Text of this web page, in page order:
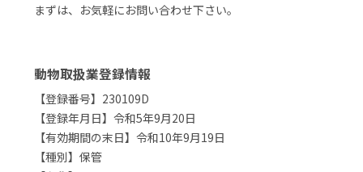
まずは、お気軽にお問い合わせ下さい。
動物取扱業登録情報
【登録番号】230109D
【登録年月日】令和5年9月20日
【有効期間の末日】令和10年9月19日
【種別】保管